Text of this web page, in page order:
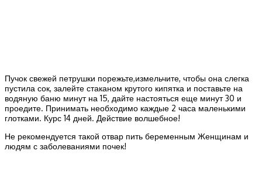
Пучок свежей петрушки порежьте,измельчите, чтобы она слегка
пустила сок, залейте стаканом крутого кипятка и поставьте на
водяную баню минут на 15, дайте настояться еще минут 30 и
проедите. Принимать необходимо каждые 2 часа маленькими
глотками. Курс 14 дней. Действие волшебное!
Не рекомендуется такой отвар пить беременным Женщинам и
людям с заболеваниями почек!